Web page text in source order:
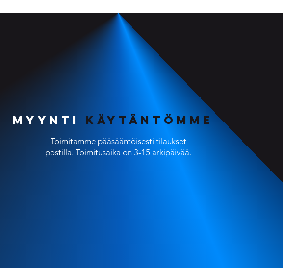
Myynti käytäntömme
Toimitamme pääsääntöisesti tilaukset
postilla. Toimitusaika on 3-15 arkipäivää.